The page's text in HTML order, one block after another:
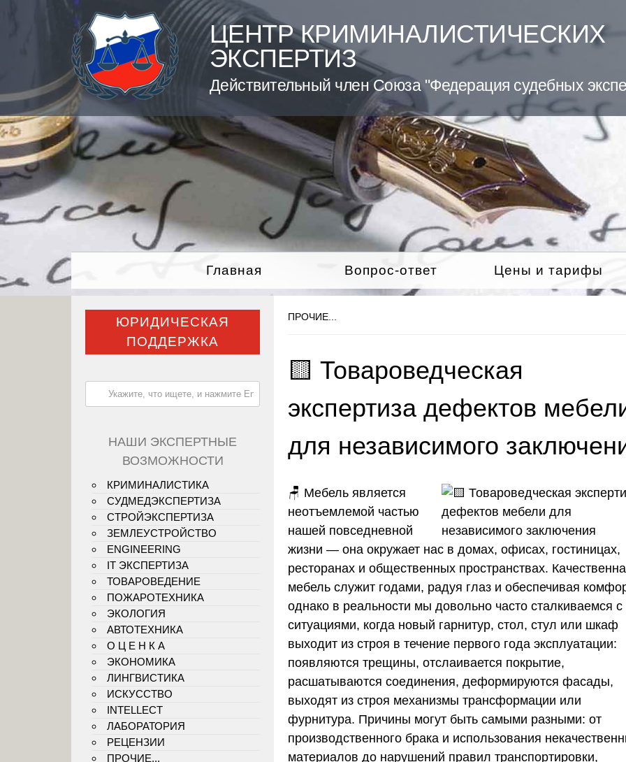
ЦЕНТР КРИМИНАЛИСТИЧЕСКИХ
ЭКСПЕРТИЗ
Действительный член Союза "Федерация судебных
Главная Вопрос-ответ Цены и тарифы
ПРОЧИЕ...
🟨 Товароведческая
экспертиза дефектов
для независимого
🪑 Мебель является
неотъемлемой частью
нашей повседневной
жизни — она окружает нас в домах, офисах, гостиницах,
ресторанах и общественных пространствах.
мебель служит годами, радуя глаз и обеспечивая
однако в реальности мы довольно часто сталкиваемся с
ситуациями, когда новый гарнитур, стол, стул или шкаф
выходит из строя в течение первого года эксплуатации:
появляются трещины, отслаивается покрытие,
расшатываются соединения, деформируются фасады,
выходят из строя механизмы трансформации или
фурнитура. Причины могут быть самыми разными: от
производственного брака и использования
материалов до нарушений правил транспортировки,
ЮРИДИЧЕСКАЯ
ПОДДЕРЖКА
НАШИ ЭКСПЕРТНЫЕ
ВОЗМОЖНОСТИ
КРИМИНАЛИСТИКА
СУДМЕДЭКСПЕРТИЗА
СТРОЙЭКСПЕРТИЗА
ЗЕМЛЕУСТРОЙСТВО
ENGINEERING
IT ЭКСПЕРТИЗА
ТОВАРОВЕДЕНИЕ
ПОЖАРОТЕХНИКА
ЭКОЛОГИЯ
АВТОТЕХНИКА
О Ц Е Н К А
ЭКОНОМИКА
ЛИНГВИСТИКА
ИСКУССТВО
INTELLECT
ЛАБОРАТОРИЯ
РЕЦЕНЗИИ
ПРОЧИЕ...